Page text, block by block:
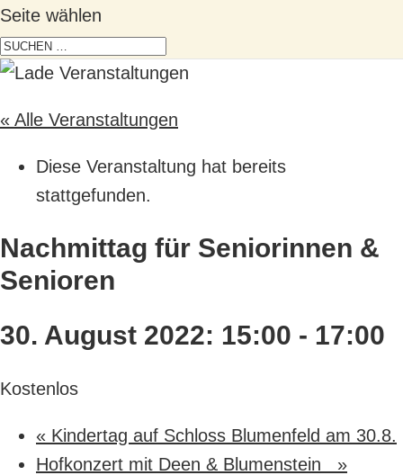
Seite wählen
« Alle Veranstaltungen
Diese Veranstaltung hat bereits
stattgefunden.
Nachmittag für Seniorinnen &
Senioren
30. August 2022: 15:00 - 17:00
Kostenlos
« Kindertag auf Schloss Blumenfeld am 30.8.
Hofkonzert mit Deen & Blumenstein »